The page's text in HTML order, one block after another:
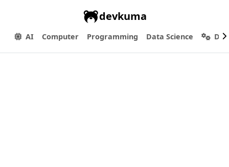
devkuma
AI Computer Programming Data Science